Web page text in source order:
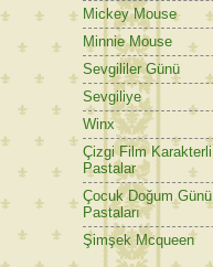
Mickey Mouse
Minnie Mouse
Sevgililer Günü
Sevgiliye
Winx
Çizgi Film Karakterli
Pastalar
Çocuk Doğum Günü
Pastaları
Şimşek Mcqueen